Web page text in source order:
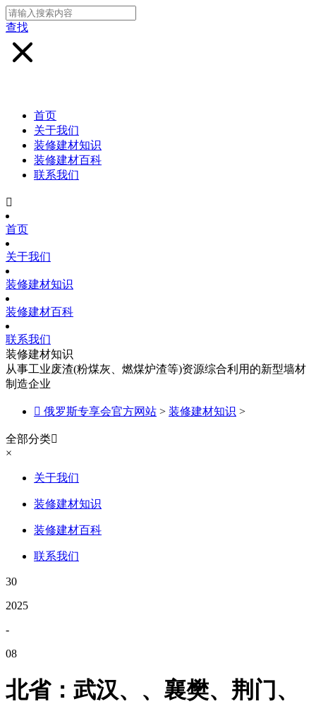
查找
首页
关于我们
装修建材知识
装修建材百科
联系我们

首页
关于我们
装修建材知识
装修建材百科
联系我们
装修建材知识
从事工业废渣(粉煤灰、燃煤炉渣等)资源综合利用的新型墙材
制造企业
 俄罗斯专享会官方网站 > 装修建材知识 >
全部分类
×
关于我们
装修建材知识
装修建材百科
联系我们
30
2025
-
08
北省：武汉、、襄樊、荆门、